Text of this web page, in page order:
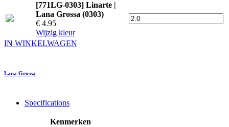
[771LG-0303] Linarte |
Lana Grossa (0303)
€ 4.95
Wijzig kleur
IN WINKELWAGEN
Lana Grossa
Specifications
Kenmerken